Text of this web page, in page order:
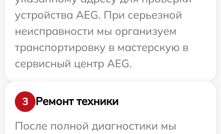
устройства AEG. При серьезной
неисправности мы организуем
транспортировку в мастерскую в
сервисный центр AEG.
3
Ремонт техники
После полной диагностики мы